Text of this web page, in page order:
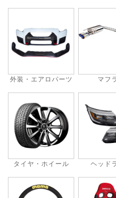
外装・エアロパーツ マフ
タイヤ・ホイール ヘッド